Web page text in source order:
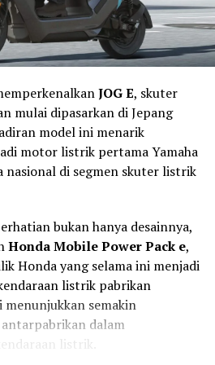
berlubang, hingga jalur semi
Nm dan Jarak
JOG E, skuter
mulai dipasarkan di Jepang
model ini menarik
motor listrik pertama Yamaha
nasional di segmen skuter listrik
bukan hanya desainnya,
Honda Mobile Power Pack e,
Honda yang selama ini menjadi
listrik pabrikan
semakin
dalam
listrik.